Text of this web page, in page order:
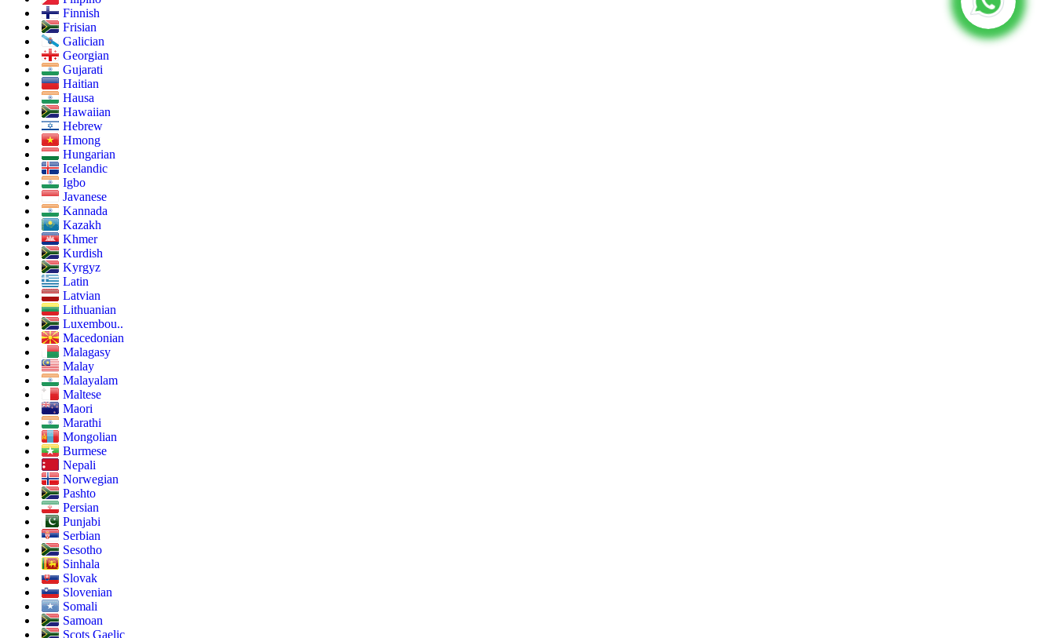
Finnish
Frisian
Galician
Georgian
Gujarati
Haitian
Hausa
Hawaiian
Hebrew
Hmong
Hungarian
Icelandic
Igbo
Javanese
Kannada
Kazakh
Khmer
Kurdish
Kyrgyz
Latin
Latvian
Lithuanian
Luxembou..
Macedonian
Malagasy
Malay
Malayalam
Maltese
Maori
Marathi
Mongolian
Burmese
Nepali
Norwegian
Pashto
Persian
Punjabi
Serbian
Sesotho
Sinhala
Slovak
Slovenian
Somali
Samoan
Scots Gaelic